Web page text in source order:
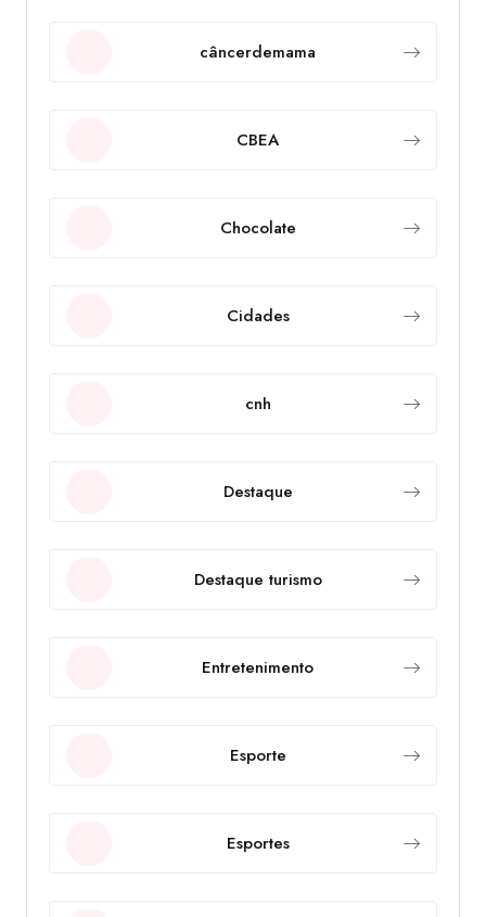
câncerdemama
CBEA
Chocolate
Cidades
cnh
Destaque
Destaque turismo
Entretenimento
Esporte
Esportes